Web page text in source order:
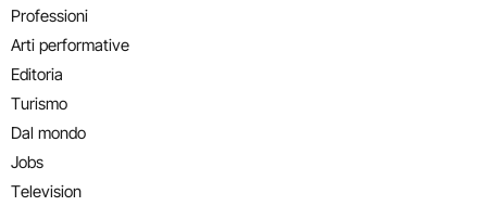
Professioni
Arti performative
Editoria
Turismo
Dal mondo
Jobs
Television